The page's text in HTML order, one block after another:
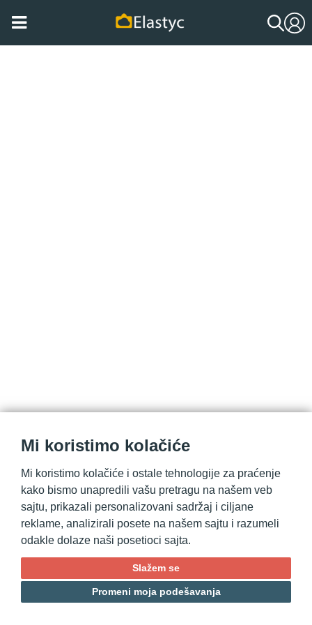
Mi koristimo kolačiće
Mi koristimo kolačiće i ostale tehnologije za praćenje
kako bismo unapredili vašu pretragu na našem veb
sajtu, prikazali personalizovani sadržaj i ciljane
reklame, analizirali posete na našem sajtu i razumeli
odakle dolaze naši posetioci sajta.
Slažem se
Promeni moja podešavanja
© 2021. Elastyc d.o.o. | Sva prava pridržana.